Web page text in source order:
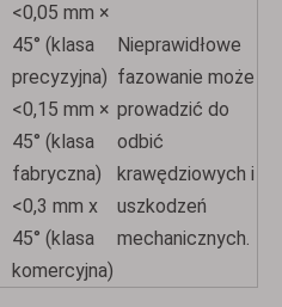
<0,05 mm ×
45° (klasa
precyzyjna)
<0,15 mm ×
45° (klasa
fabryczna)
<0,3 mm x
45° (klasa
komercyjna)
Nieprawidłowe
fazowanie może
prowadzić do
odbić
krawędziowych i
uszkodzeń
mechanicznych.